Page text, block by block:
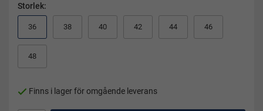
Storlek:
36 38 40 42 44 46
48
Finns i lager för omgående leverans